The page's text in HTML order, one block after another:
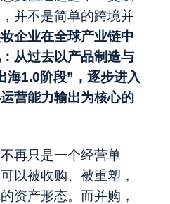
并不是简单的跨境并
企业在全球产业链中
从过去以产品制造与
海1.0阶段” ，逐步进入
营能力输出为核心的
再只是一个经营单
以被收购、被重塑，
资产形态。而并购，